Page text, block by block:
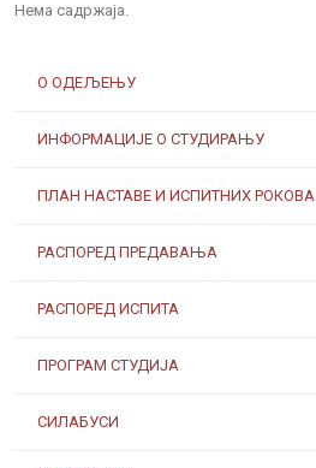
О ОДЕЉЕЊУ
ИНФОРМАЦИЈЕ О СТУДИРАЊУ
ПЛАН НАСТАВЕ И ИСПИТНИХ РОКОВА
РАСПОРЕД ПРЕДАВАЊА
РАСПОРЕД ИСПИТА
ПРОГРАМ СТУДИЈА
СИЛАБУСИ
Нема садржаја.